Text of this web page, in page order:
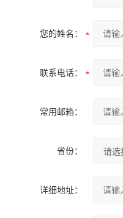
您的姓名：
联系电话：
常用邮箱：
省份：
详细地址：